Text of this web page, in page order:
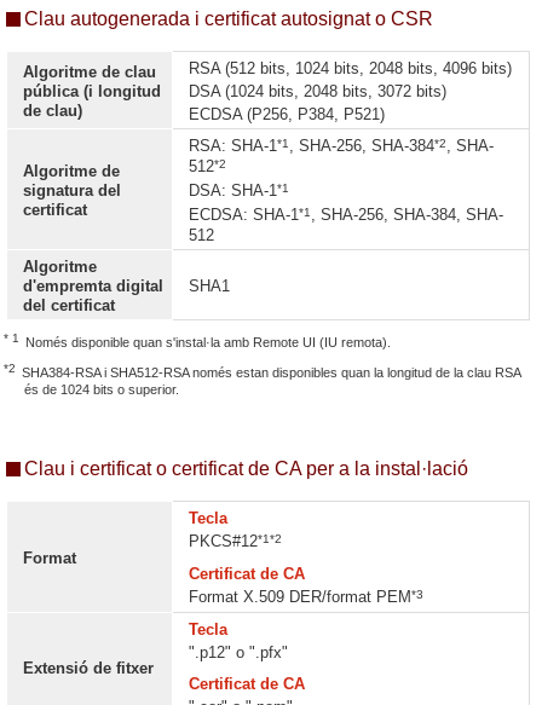
Clau autogenerada i certificat autosignat o CSR
Algoritme de clau
pública (i longitud
de clau)
RSA (512 bits, 1024 bits, 2048 bits, 4096 bits)
DSA (1024 bits, 2048 bits, 3072 bits)
ECDSA (P256, P384, P521)
Algoritme de
signatura del
certificat
RSA: SHA-1*1 , SHA-256, SHA-384*2, SHA-
512*2
DSA: SHA-1*1
ECDSA: SHA-1*1 , SHA-256, SHA-384, SHA-
512
Algoritme
d'empremta digital
del certificat
SHA1
* 1 Només disponible quan s'instal·la amb Remote UI (IU remota).
*2 SHA384-RSA i SHA512-RSA només estan disponibles quan la longitud de la clau RSA
és de 1024 bits o superior.
Clau i certificat o certificat de CA per a la instal·lació
Format
Tecla
PKCS#12*1*2
Certificat de CA
Format X.509 DER/format PEM*3
Extensió de fitxer
Tecla
".p12" o ".pfx"
Certificat de CA